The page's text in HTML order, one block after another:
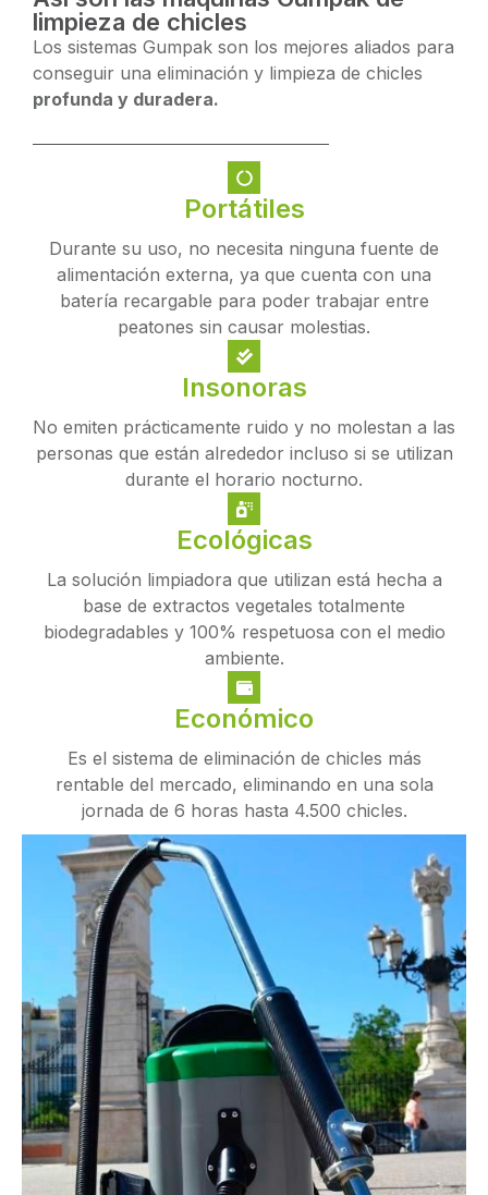
limpieza de chicles
Los sistemas Gumpak son los mejores aliados para
conseguir una eliminación y limpieza de chicles
profunda y duradera.
Portátiles
Durante su uso, no necesita ninguna fuente de
alimentación externa, ya que cuenta con una
batería recargable para poder trabajar entre
peatones sin causar molestias.
Insonoras
No emiten prácticamente ruido y no molestan a las
personas que están alrededor incluso si se utilizan
durante el horario nocturno.
Ecológicas
La solución limpiadora que utilizan está hecha a
base de extractos vegetales totalmente
biodegradables y 100% respetuosa con el medio
ambiente.
Económico
Es el sistema de eliminación de chicles más
rentable del mercado, eliminando en una sola
jornada de 6 horas hasta 4.500 chicles.